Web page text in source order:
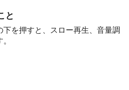
と
下を押すと、スロー再生、音量調